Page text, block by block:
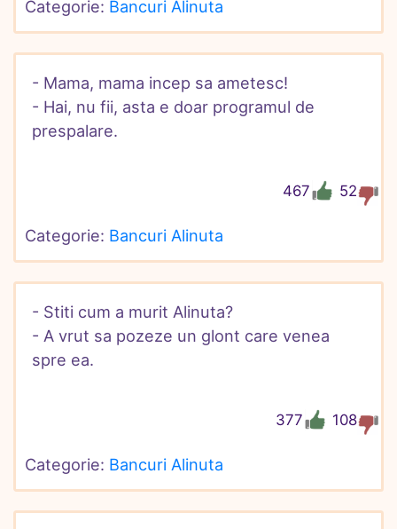
Categorie: Bancuri Alinuta
- Mama, mama incep sa ametesc!
- Hai, nu fii, asta e doar programul de
prespalare.
52
467
Categorie: Bancuri Alinuta
- Stiti cum a murit Alinuta?
- A vrut sa pozeze un glont care venea
spre ea.
108
377
Categorie: Bancuri Alinuta